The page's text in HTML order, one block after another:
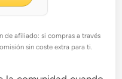
de afiliado: si compras a través
sin coste extra para ti.